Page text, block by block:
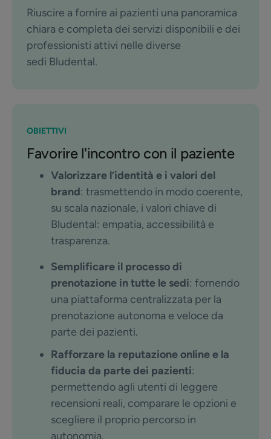
Riuscire a fornire ai pazienti una panoramica
chiara e completa dei servizi disponibili e dei
professionisti attivi nelle diverse
sedi Bludental.
OBIETTIVI
Favorire l'incontro con il paziente
Valorizzare l’identità e i valori del
brand: trasmettendo in modo coerente,
su scala nazionale, i valori chiave di
Bludental: empatia, accessibilità e
trasparenza.
Semplificare il processo di
prenotazione in tutte le sedi: fornendo
una piattaforma centralizzata per la
prenotazione autonoma e veloce da
parte dei pazienti.
Rafforzare la reputazione online e la
fiducia da parte dei pazienti:
permettendo agli utenti di leggere
recensioni reali, comparare le opzioni e
scegliere il proprio percorso in
autonomia.